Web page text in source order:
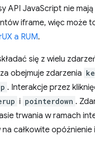
API JavaScript nie
iframe, więc może
a RUM.
się z wielu
obejmuje zdarzenia
. Interakcje przez
i pointerdown .
trwania w ramach
na całkowite opóźnienie